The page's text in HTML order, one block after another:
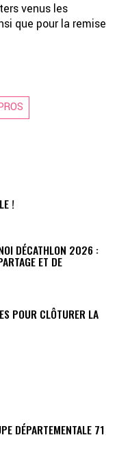
venus les
que pour la remise
!
DÉCATHLON 2026 :
ET DE
POUR CLÔTURER LA
DÉPARTEMENTALE 71